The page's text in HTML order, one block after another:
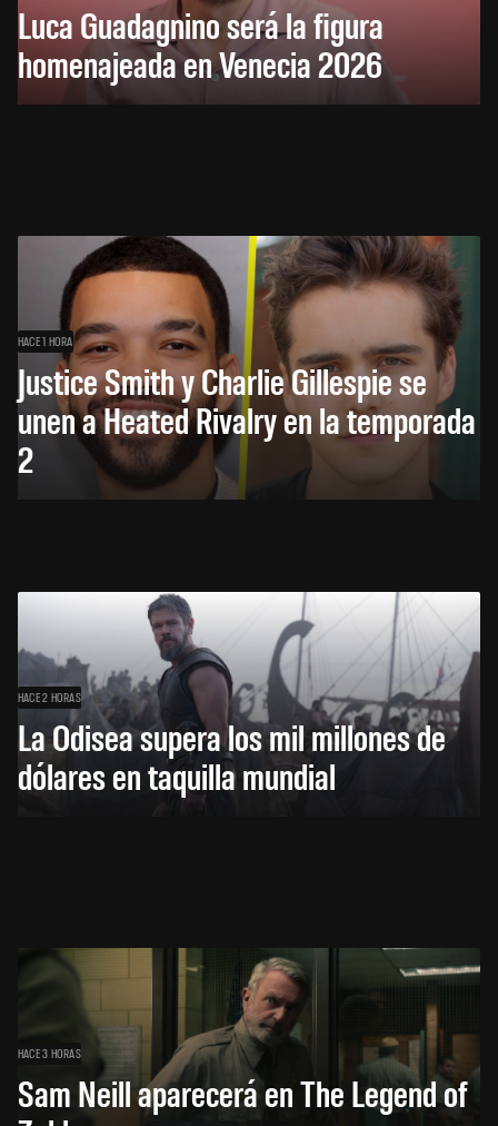
Luca Guadagnino será la figura
homenajeada en Venecia 2026
HACE 1 HORA
Justice Smith y Charlie Gillespie se
unen a Heated Rivalry en la temporada
2
HACE 2 HORAS
La Odisea supera los mil millones de
dólares en taquilla mundial
HACE 3 HORAS
Sam Neill aparecerá en The Legend of